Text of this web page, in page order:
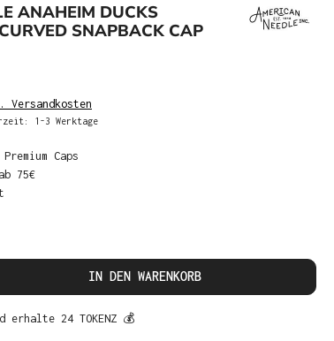
ANAHEIM DUCKS
SNAPBACK CAP
1-3 Werktage
Caps
75€
Gib den gewünschten Wert
IN DEN WARENKORB
erhalte 24 TOKENZ 💰